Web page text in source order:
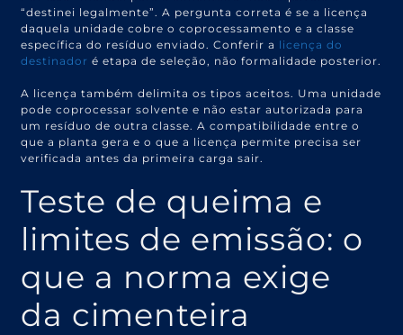
“destinei legalmente”. A pergunta correta é se a licença
daquela unidade cobre o coprocessamento e a classe
específica do resíduo enviado. Conferir a licença do
destinador é etapa de seleção, não formalidade posterior.
A licença também delimita os tipos aceitos. Uma unidade
pode coprocessar solvente e não estar autorizada para
um resíduo de outra classe. A compatibilidade entre o
que a planta gera e o que a licença permite precisa ser
verificada antes da primeira carga sair.
Teste de queima e
limites de emissão: o
que a norma exige
da cimenteira